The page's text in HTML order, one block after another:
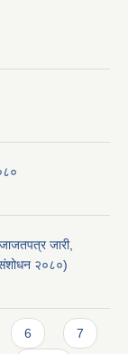
जारी,
संशोधन २०८०)
6 7